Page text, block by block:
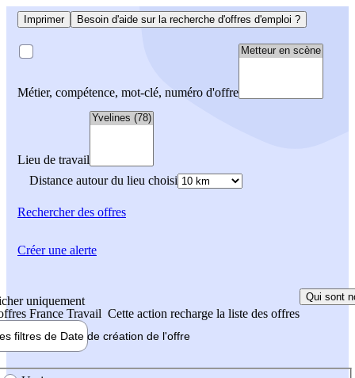
Imprimer Besoin d'aide sur la recherche d'offres d'emploi ?
Métier, compétence, mot-clé, numéro d'offre
Lieu de travail
Distance autour du lieu choisi
Rechercherdes offres
uniquement
France Travail Cette action recharge la liste des offres
Qui sont
filtres de Date de création de l'offre
Créer une alerte